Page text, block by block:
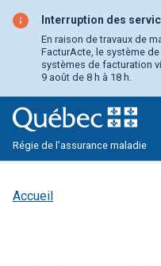
contenu
principal
Interruption des
En raison de travaux de
FacturActe, le système
systèmes de facturation
9 août de 8 h à 18 h.
Régie de l’assurance maladie
Accueil